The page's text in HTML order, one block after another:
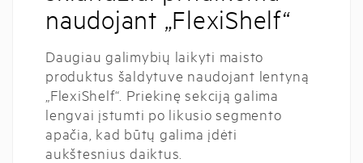
naudojant „FlexiShelf“
Daugiau galimybių laikyti maisto
produktus šaldytuve naudojant lentyną
„FlexiShelf“. Priekinę sekciją galima
lengvai įstumti po likusio segmento
apačia, kad būtų galima įdėti
aukštesnius daiktus.